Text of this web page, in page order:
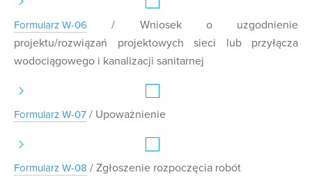
Formularz W-06
/ Wniosek o uzgodnienie
projektu/rozwiązań projektowych sieci lub przyłącza
wodociągowego i kanalizacji sanitarnej
Formularz W-07 / Upoważnienie
Formularz W-08 / Zgłoszenie rozpoczęcia robót